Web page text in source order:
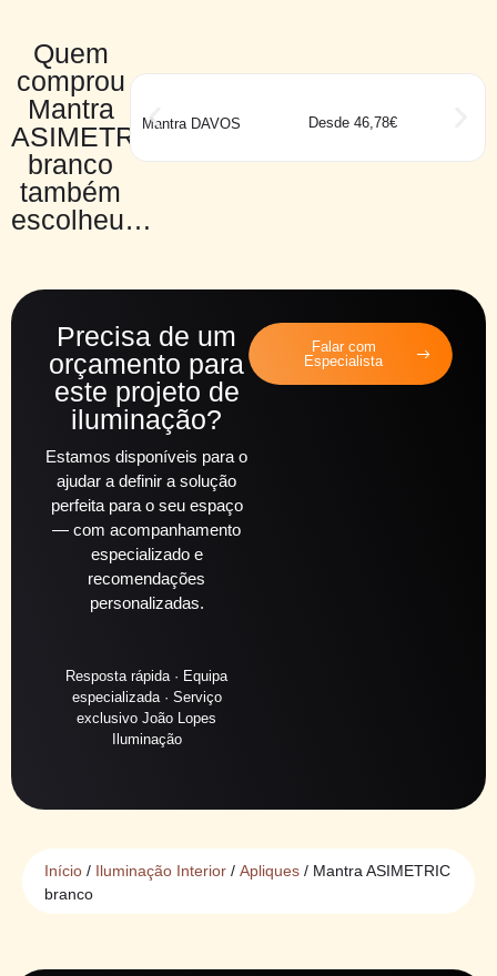
Quem
comprou
Mantra
ASIMETRIC
branco
também
escolheu…
Mantra DAVOS Desde 46,78€
Precisa de um
orçamento para
este projeto de
iluminação?
Estamos disponíveis para o
ajudar a definir a solução
perfeita para o seu espaço
— com acompanhamento
especializado e
recomendações
personalizadas.
Resposta rápida · Equipa
especializada · Serviço
exclusivo João Lopes
Iluminação
Falar com
Especialista
Início / Iluminação Interior / Apliques / Mantra ASIMETRIC
branco